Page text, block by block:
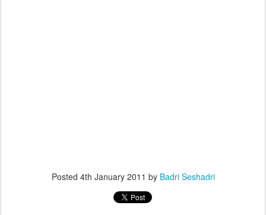
Posted 4th January 2011 by Badri Seshadri